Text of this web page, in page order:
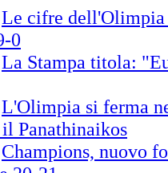
Le cifre dell'Olimpia
0
La Stampa titola:
L'Olimpia si ferma
Panathinaikos
Champions, nuovo